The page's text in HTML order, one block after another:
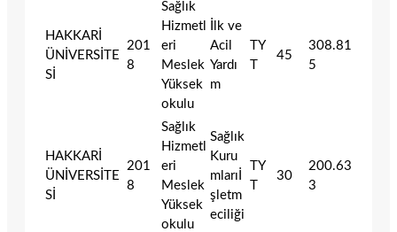
HAKKARİ
ÜNİVERSİTE
Sİ
201
8
Sağlık
Hizmetl
eri
Meslek
Yüksek
okulu
İlk ve
Acil
Yardı
m
TY
T
45
308.81
5
HAKKARİ
ÜNİVERSİTE
Sİ
201
8
Sağlık
Hizmetl
eri
Meslek
Yüksek
okulu
Sağlık
Kuru
mlarıİ
şletm
eciliği
TY
T
30
200.63
3